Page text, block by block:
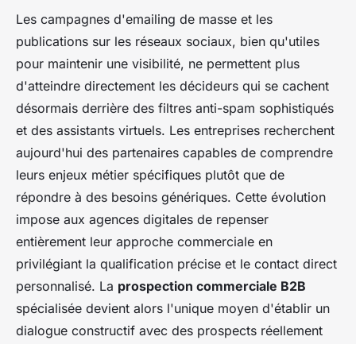
Les campagnes d'emailing de masse et les
publications sur les réseaux sociaux, bien qu'utiles
pour maintenir une visibilité, ne permettent plus
d'atteindre directement les décideurs qui se cachent
désormais derrière des filtres anti-spam sophistiqués
et des assistants virtuels. Les entreprises recherchent
aujourd'hui des partenaires capables de comprendre
leurs enjeux métier spécifiques plutôt que de
répondre à des besoins génériques. Cette évolution
impose aux agences digitales de repenser
entièrement leur approche commerciale en
privilégiant la qualification précise et le contact direct
personnalisé. La prospection commerciale B2B
spécialisée devient alors l'unique moyen d'établir un
dialogue constructif avec des prospects réellement